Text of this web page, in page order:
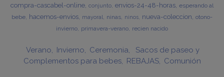
compra-cascabel-online conjunto envios-24-48-horas esperando al
bebe hacemos-envios mayoral ninas ninos nueva-coleccion otono-
invierno primavera-verano recien nacido
Verano Invierno Ceremonia
Sacos de paseo y
Complementos para bebes
REBAJAS Comunión